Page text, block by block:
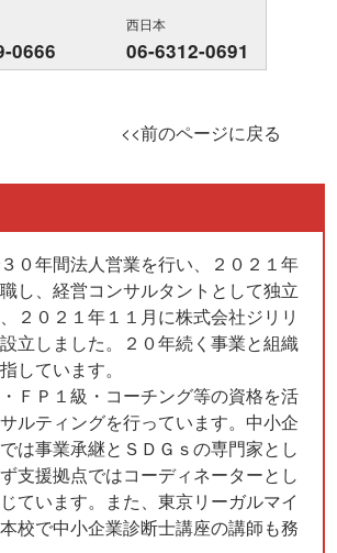
0666
西日本
06-6312-0691
<<前のページに戻る
０年間法人営業を行い、２０２１年
し、経営コンサルタントとして独立
２０２１年１１月に株式会社ジリリ
立しました。２０年続く事業と組織
しています。
ＦＰ１級・コーチング等の資格を活
ルティングを行っています。中小企
は事業承継とＳＤＧｓの専門家とし
支援拠点ではコーディネーターとし
ています。また、東京リーガルマイ
校で中小企業診断士講座の講師も務